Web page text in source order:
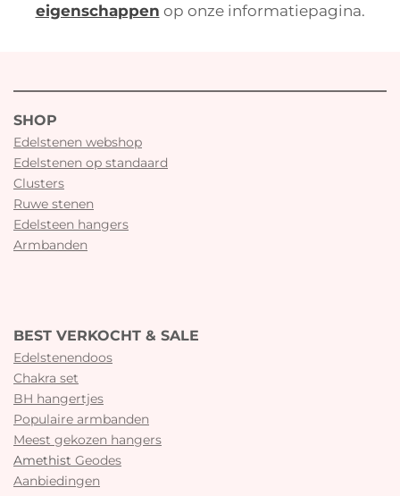
eigenschappen op onze informatiepagina.
SHOP
Edelstenen webshop
Edelstenen op standaard
Clusters
Ruwe stenen
Edelsteen hangers
Armbanden
BEST VERKOCHT & SALE
Edelstenendoos
Chakra set
BH hangertjes
Populaire armbanden
Meest gekozen hangers
Amethist Geodes
Aanbiedingen